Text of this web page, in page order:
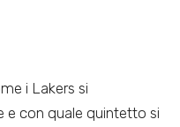
i Lakers si
e con quale quintetto si